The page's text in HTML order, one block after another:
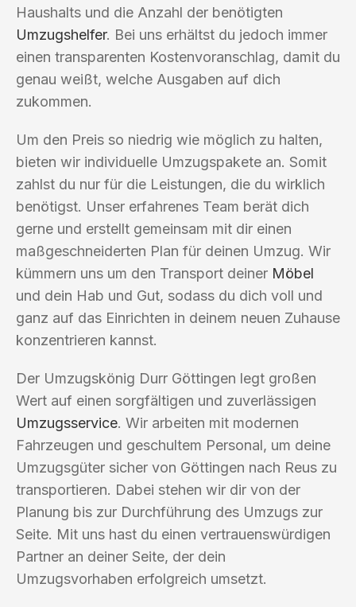
Haushalts und die Anzahl der benötigten
Umzugshelfer. Bei uns erhältst du jedoch immer
einen transparenten Kostenvoranschlag, damit du
genau weißt, welche Ausgaben auf dich
zukommen.
Um den Preis so niedrig wie möglich zu halten,
bieten wir individuelle Umzugspakete an. Somit
zahlst du nur für die Leistungen, die du wirklich
benötigst. Unser erfahrenes Team berät dich
gerne und erstellt gemeinsam mit dir einen
maßgeschneiderten Plan für deinen Umzug. Wir
kümmern uns um den Transport deiner Möbel
und dein Hab und Gut, sodass du dich voll und
ganz auf das Einrichten in deinem neuen Zuhause
konzentrieren kannst.
Der Umzugskönig Durr Göttingen legt großen
Wert auf einen sorgfältigen und zuverlässigen
Umzugsservice. Wir arbeiten mit modernen
Fahrzeugen und geschultem Personal, um deine
Umzugsgüter sicher von Göttingen nach Reus zu
transportieren. Dabei stehen wir dir von der
Planung bis zur Durchführung des Umzugs zur
Seite. Mit uns hast du einen vertrauenswürdigen
Partner an deiner Seite, der dein
Umzugsvorhaben erfolgreich umsetzt.